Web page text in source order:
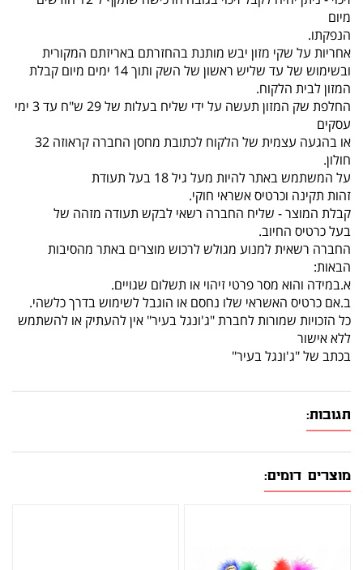
מיום
הנפקתו.
אחריות על שקי מזון יבש מותנת בהחזרתם באריזתם המקורית
ובשימוש של עד שליש ראשון של השק ותוך 14 ימים מיום קבלת
המזון לבית הלקוח.
החלפת שק המזון תעשה על ידי שליח בעלות של 29 ש"ח עד 3 ימי
עסקים
או בהגעה עצמית של הלקוח לכתובת מחסן החברה קראוזה 32
חולון.
על המשתמש באתר להיות מעל גיל 18 בעל תעודת
זהות תקינה וכרטיס אשראי חוקי.
קבלת המוצר - שליח החברה רשאי לבקש תעודה מזהה של
בעל כרטיס החיוב.
החברה רשאית למנוע מגולש לרכוש מוצרים באתר מהסיבות
הבאות:
א.במידה והוא מסר פרטי זיהוי או תשלום שגויים.
ב.אם כרטיס האשראי שלו נחסם או הוגבל לשימוש בדרך כלשהי.
כל הזכויות שמורות לחברת "ג'ונגל בעיר" אין להעתיק או להשתמש
ללא אישור
בכתב של "ג'ונגל בעיר"
תגובות:
מוצרים דומים: